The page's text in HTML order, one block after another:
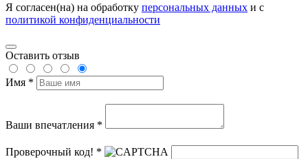
Я согласен(на) на обработку персональных данных и с
политикой конфиденциальности
Оставить отзыв
Имя *
Ваши впечатления *
Проверочный код! *